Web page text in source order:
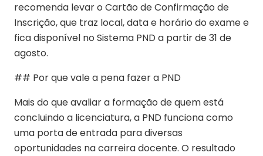
recomenda levar o Cartão de Confirmação de
Inscrição, que traz local, data e horário do exame e
fica disponível no Sistema PND a partir de 31 de
agosto.
## Por que vale a pena fazer a PND
Mais do que avaliar a formação de quem está
concluindo a licenciatura, a PND funciona como
uma porta de entrada para diversas
oportunidades na carreira docente. O resultado